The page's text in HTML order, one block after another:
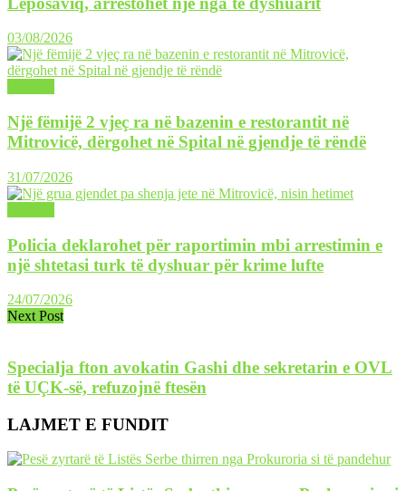
03/08/2026
Një fëmijë 2 vjeç ra në bazenin e restorantit në
Mitrovicë, dërgohet në Spital në gjendje të rëndë
31/07/2026
Policia deklarohet për raportimin mbi arrestimin e
një shtetasi turk të dyshuar për krime lufte
24/07/2026
Next Post
Specialja fton avokatin Gashi dhe sekretarin e OVL
të UÇK-së, refuzojnë ftesën
LAJMET E FUNDIT